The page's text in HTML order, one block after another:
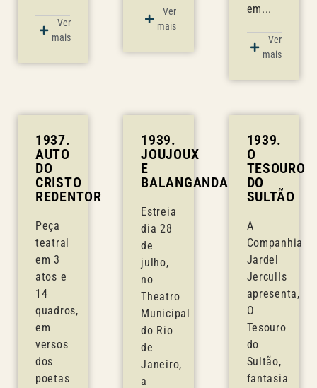
Ver
mais
Ver
mais
em...
Ver
mais
1937.
AUTO
DO
CRISTO
REDENTOR
Peça
teatral
em 3
atos e
14
quadros,
em
versos
dos
poetas
1939.
JOUJOUX
E
BALANGANDANS
Estreia
dia 28
de
julho,
no
Theatro
Municipal
do Rio
de
Janeiro,
a
1939.
O
TESOURO
DO
SULTÃO
A
Companhia
Jardel
JerculIs
apresenta,
O
Tesouro
do
Sultão,
fantasia